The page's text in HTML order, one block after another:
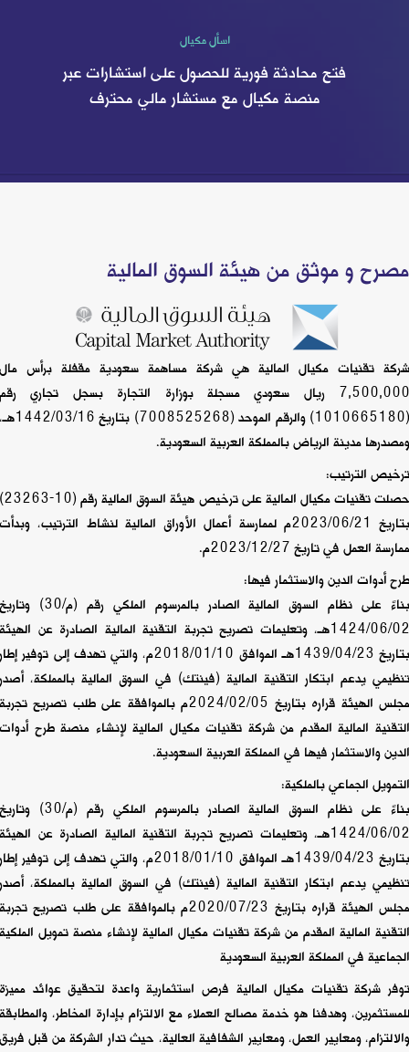
اسأل مكيال
فتح محادثة فورية للحصول على استشارات عبر
منصة مكيال مع مستشار مالي محترف
مصرح و موثق من هيئة السوق المالية
شركة تقنيات مكيال المالية هي شركة مساهمة سعودية مقفلة برأس مال
7,500,000 ريال سعودي مسجلة بوزارة التجارة بسجل تجاري رقم
(1010665180) والرقم الموحد (7008525268) بتاريخ 1442/03/16هـ،
ومصدرها مدينة الرياض بالمملكة العربية السعودية.
ترخيص الترتيب:
حصلت تقنيات مكيال المالية على ترخيص هيئة السوق المالية رقم (10-23263)
بتاريخ 2023/06/21م لممارسة أعمال الأوراق المالية لنشاط الترتيب، وبدأت
ممارسة العمل في تاريخ 2023/12/27م.
طرح أدوات الدين والاستثمار فيها:
بناءً على نظام السوق المالية الصادر بالمرسوم الملكي رقم (م/30) وتاريخ
‏‏1424/06/02هـ، وتعليمات تصريح تجربة التقنية المالية الصادرة عن الهيئة
بتاريخ 1439/04/23هـ الموافق 2018/01/10م، والتي تهدف إلى توفير إطار
تنظيمي يدعم ابتكار التقنية المالية (فينتك) في السوق المالية بالمملكة، أصدر
مجلس الهيئة قراره بتاريخ 2024/02/05م بالموافقة على طلب تصريح تجربة
التقنية المالية المقدم من شركة تقنيات مكيال المالية لإنشاء منصة طرح أدوات
الدين والاستثمار فيها في المملكة العربية السعودية.
التمويل الجماعي بالملكية:
بناءً على نظام السوق المالية الصادر بالمرسوم الملكي رقم (م/30) وتاريخ
‏‏1424/06/02هـ، وتعليمات تصريح تجربة التقنية المالية الصادرة عن الهيئة
بتاريخ 1439/04/23هـ الموافق 2018/01/10م، والتي تهدف إلى توفير إطار
تنظيمي يدعم ابتكار التقنية المالية (فينتك) في السوق المالية بالمملكة، أصدر
مجلس الهيئة قراره بتاريخ 2020/07/23م بالموافقة على طلب تصريح تجربة
التقنية المالية المقدم من شركة تقنيات مكيال المالية لإنشاء منصة تمويل الملكية
الجماعية في المملكة العربية السعودية
توفر شركة تقنيات مكيال المالية فرص استثمارية واعدة لتحقيق عوائد مميزة
للمستثمرين، وهدفنا هو خدمة مصالح العملاء مع الالتزام بإدارة المخاطر، والمطابقة
والالتزام، ومعايير العمل، ومعايير الشفافية العالية، حيث تدار الشركة من قبل فريق